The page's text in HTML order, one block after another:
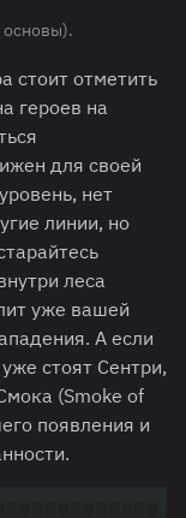
основы).
стоит отметить
героев на
для своей
нет
линии, но
леса
уже вашей
А если
стоят Сентри,
(Smoke of
появления и